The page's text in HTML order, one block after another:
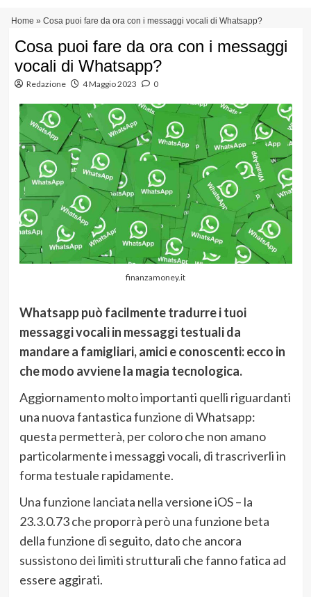
contenuto
Home » Cosa puoi fare da ora con i messaggi vocali di Whatsapp?
Cosa puoi fare da ora con i messaggi
vocali di Whatsapp?
Redazione 4 Maggio 2023 0
finanzamoney.it
Whatsapp può facilmente tradurre i tuoi
messaggi vocali in messaggi testuali da
mandare a famigliari, amici e conoscenti: ecco in
che modo avviene la magia tecnologica.
Aggiornamento molto importanti quelli riguardanti
una nuova fantastica funzione di Whatsapp:
questa permetterà, per coloro che non amano
particolarmente i messaggi vocali, di trascriverli in
forma testuale rapidamente.
Una funzione lanciata nella versione iOS – la
23.3.0.73 che proporrà però una funzione beta
della funzione di seguito, dato che ancora
sussistono dei limiti strutturali che fanno fatica ad
essere aggirati.